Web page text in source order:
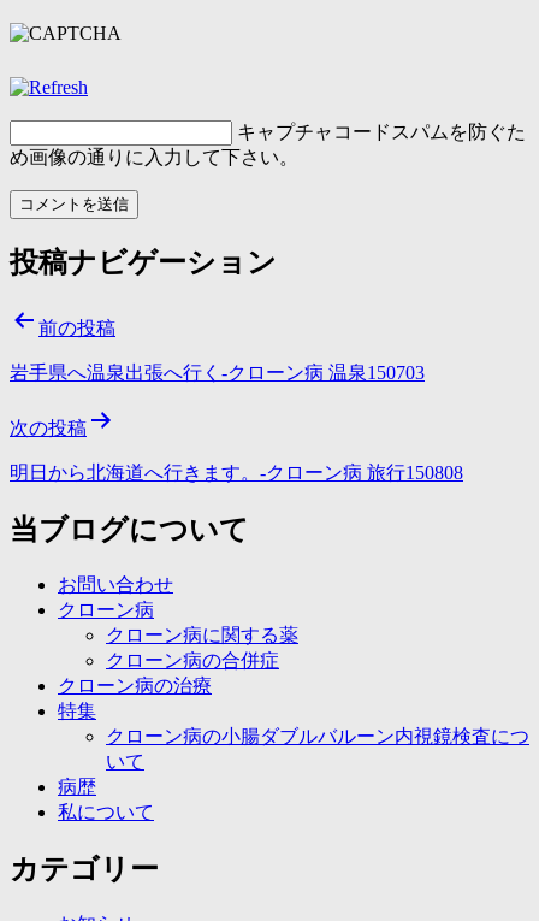
キャプチャコードスパムを防ぐた
め画像の通りに入力して下さい。
投稿ナビゲーション
前の投稿
岩手県へ温泉出張へ行く-クローン病 温泉150703
次の投稿
明日から北海道へ行きます。-クローン病 旅行150808
当ブログについて
お問い合わせ
クローン病
クローン病に関する薬
クローン病の合併症
クローン病の治療
特集
クローン病の小腸ダブルバルーン内視鏡検査につ
いて
病歴
私について
カテゴリー